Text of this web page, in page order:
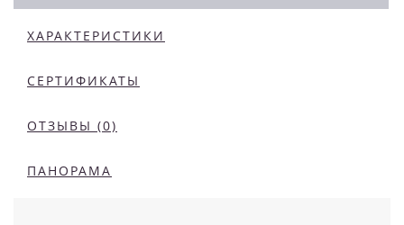
ХАРАКТЕРИСТИКИ
СЕРТИФИКАТЫ
ОТЗЫВЫ (0)
ПАНОРАМА